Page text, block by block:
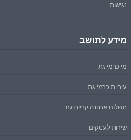
נגישות
מידע לתושב
מי כרמי גת
עיריית כרמי גת
תשלום ארנונה קריית גת
שירות לעסקים